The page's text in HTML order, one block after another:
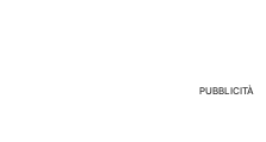
PUBBLICITÀ